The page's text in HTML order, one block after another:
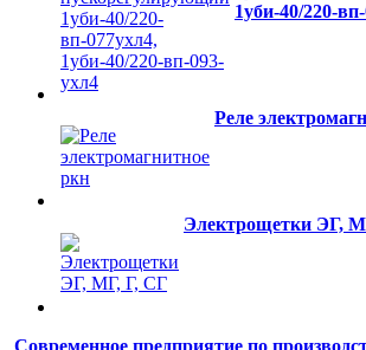
1уби-40/220-
Реле
Электрощетки ЭГ,
Современное предприятие по